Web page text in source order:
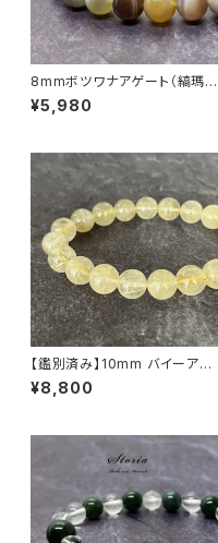
8mmボツワナアゲート（縞瑪
瑙）ブレスレット
¥5,980
【鑑別済み】10mm バイーア州
産 ゴールデン ルチルクォーツ ブ
レスレット【画像現物・RT02】
¥8,800